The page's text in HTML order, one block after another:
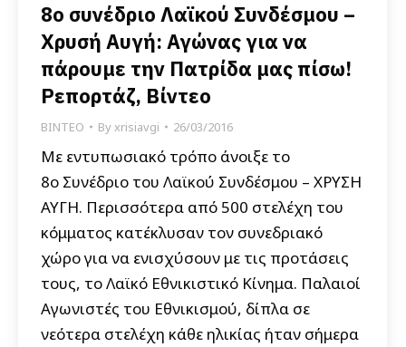
8ο συνέδριο Λαϊκού Συνδέσμου –
Χρυσή Αυγή: Αγώνας για να
πάρουμε την Πατρίδα μας πίσω!
Ρεπορτάζ, Βίντεο
ΒΙΝΤΕΟ Byxrisiavgi 26/03/2016
Με εντυπωσιακό τρόπο άνοιξε το
8ο Συνέδριο του Λαϊκού Συνδέσμου – ΧΡΥΣΗ
ΑΥΓΗ. Περισσότερα από 500 στελέχη του
κόμματος κατέκλυσαν τον συνεδριακό
χώρο για να ενισχύσουν με τις προτάσεις
τους, το Λαϊκό Εθνικιστικό Κίνημα. Παλαιοί
Αγωνιστές του Εθνικισμού, δίπλα σε
νεότερα στελέχη κάθε ηλικίας ήταν σήμερα